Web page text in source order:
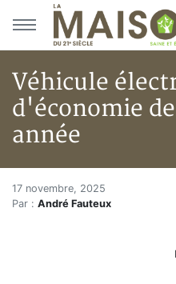
Aller au menu principal
Aller au contenu principal
Véhicule
d'économie
année
Accueil
Articles
Véhicule électrique :
Véhicule
17 novembre, 2025
Par : André Fauteux